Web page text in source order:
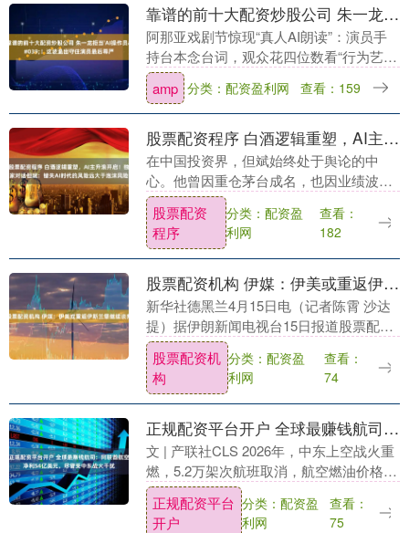
靠谱的前十大配资炒股公司 朱一龙拒当&#039;AI操作员&#039;！这波退出守住演员最后尊严
阿那亚戏剧节惊现“真人AI朗读”：演员手
持台本念台词，观众花四位数看“行为艺
术”靠谱的前十大配资炒股公司，直呼被割
韭菜。 科技视角下，AI语音合成已能流畅
播报，....
amp 分类：配资盈利网 查看：159
股票配资程序 白酒逻辑重塑，AI主升浪开启！独家对话但斌：错失AI时代的风险远大于泡沫风险
在中国投资界，但斌始终处于舆论的中
心。他曾因重仓茅台成名，也因业绩波动
和风格转换备受争议。从业三十四载，从
白酒赛道到精准捕捉全球AI科技浪潮，他
的投资哲学在变与....
股票配资
程序
分类：配资盈
利网
查看：
182
股票配资机构 伊媒：伊美或重返伊斯兰堡继续谈判
新华社德黑兰4月15日电（记者陈霄 沙达
提）据伊朗新闻电视台15日报道股票配资
机构，伊朗和美国代表团可能本周晚些时
候在巴基斯坦首都伊斯兰堡重启谈判。 伊
美双方上....
股票配资机
构
分类：配资盈
利网
查看：
74
正规配资平台开户 全球最赚钱航司：阿联酋航空净利54亿美元，尽管受中东战火干扰
文 | 产联社CLS 2026年，中东上空战火重
燃，5.2万架次航班取消，航空燃油价格翻
倍，迪拜国际机场在袭击中受损，连领空
都一度关闭。 对于任何一家以迪拜为核....
正规配资平台
开户
分类：配资盈
利网
查看：
75